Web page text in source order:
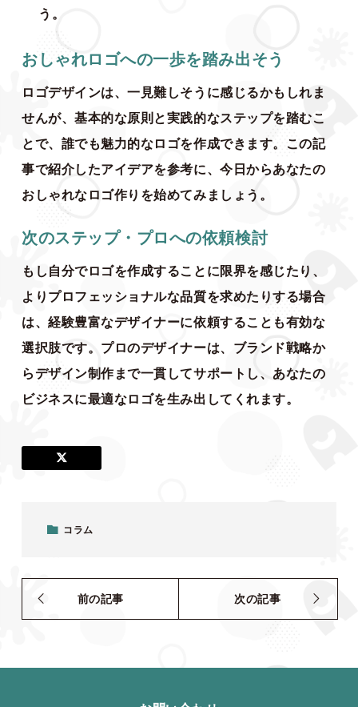
う。
おしゃれロゴへの一歩を踏み出そう
ロゴデザインは、一見難しそうに感じるかもしれま
せんが、基本的な原則と実践的なステップを踏むこ
とで、誰でも魅力的なロゴを作成できます。この記
事で紹介したアイデアを参考に、今日からあなたの
おしゃれなロゴ作りを始めてみましょう。
次のステップ・プロへの依頼検討
もし自分でロゴを作成することに限界を感じたり、
よりプロフェッショナルな品質を求めたりする場合
は、経験豊富なデザイナーに依頼することも有効な
選択肢です。プロのデザイナーは、ブランド戦略か
らデザイン制作まで一貫してサポートし、あなたの
ビジネスに最適なロゴを生み出してくれます。
コラム
前の記事 次の記事